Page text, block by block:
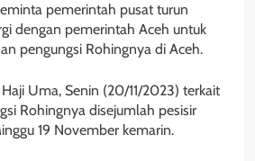
pemerintah pusat turun
dengan pemerintah Aceh untuk
pengungsi Rohingnya di Aceh.
Uma, Senin (20/11/2023) terkait
Rohingnya disejumlah pesisir
19 November kemarin.